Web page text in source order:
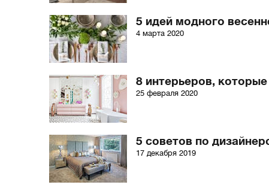
5 идей модного
4 марта 2020
8 интерьеров,
25 февраля 2020
5 советов по
17 декабря 2019